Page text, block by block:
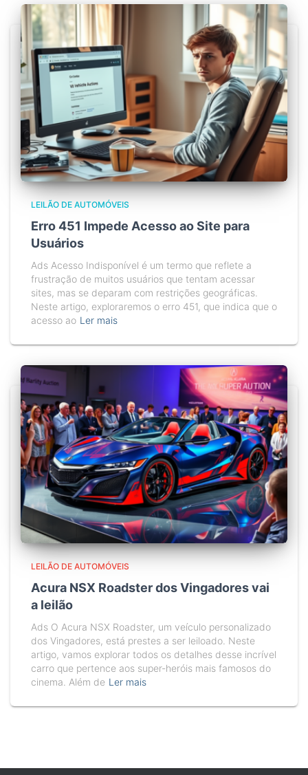
LEILÃO DE AUTOMÓVEIS
Erro 451 Impede Acesso ao Site para
Usuários
Ads Acesso Indisponível é um termo que reflete a
frustração de muitos usuários que tentam acessar
sites, mas se deparam com restrições geográficas.
Neste artigo, exploraremos o erro 451, que indica que o
acesso ao Ler mais
LEILÃO DE AUTOMÓVEIS
Acura NSX Roadster dos Vingadores vai
a leilão
Ads O Acura NSX Roadster, um veículo personalizado
dos Vingadores, está prestes a ser leiloado. Neste
artigo, vamos explorar todos os detalhes desse incrível
carro que pertence aos super-heróis mais famosos do
cinema. Além de Ler mais